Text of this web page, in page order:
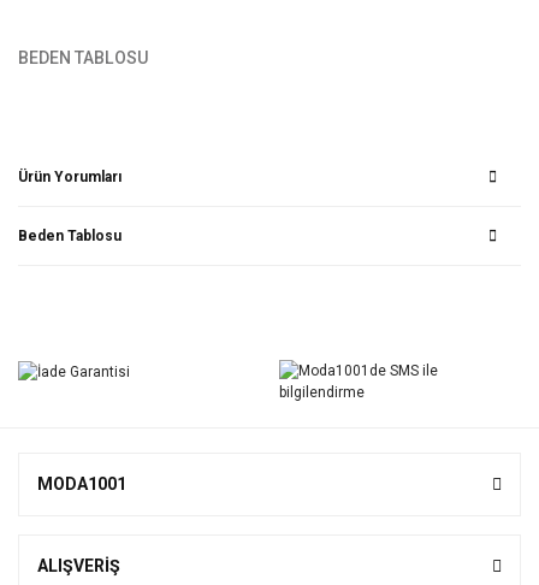
BEDEN TABLOSU
Ürün Yorumları
Beden Tablosu
MODA1001
ALIŞVERİŞ